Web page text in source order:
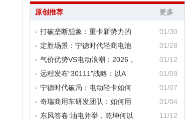
原创推荐 更多
打破垄断想象：重卡新势力的
01/30
定胜场景：宁德时代轻商电池
01/28
气价优势VS电动浪潮：2026，
01/12
远程发布“30111”战略：以A
01/09
宁德时代破局：电动轻卡如何
01/07
奇瑞商用车研发团队：如何用
01/04
东风答卷:油电并举，乾坤何以
11/12